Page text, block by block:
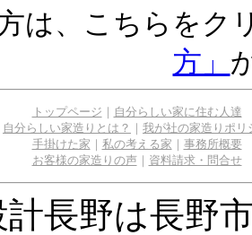
は、こちらをク
方」
トップページ
自分らしい家に住む人達
自分らしい家造りとは？
我が社の家造りポリ
手掛けた家
私の考える家
事務所概要
お客様の家造りの声｜ 資料請求・問合せ
長野は長野